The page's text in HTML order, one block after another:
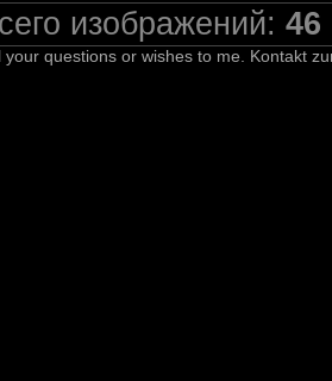
изображений:46
your questions or wishes to me. Kontakt